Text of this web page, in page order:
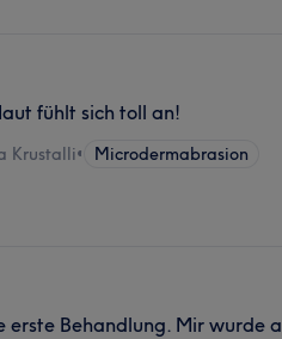
fühlt sich toll an!
Krustalli• Microdermabrasion
erste Behandlung. Mir wurde